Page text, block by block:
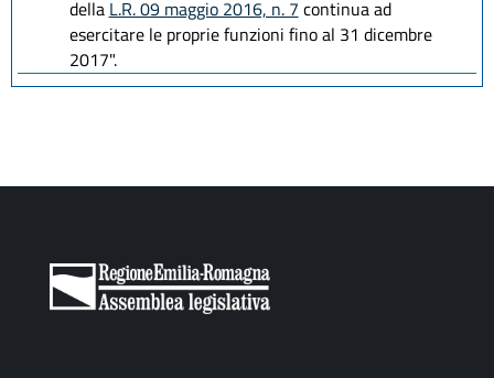
della L.R. 09 maggio 2016, n. 7 continua ad
esercitare le proprie funzioni fino al 31 dicembre
2017".